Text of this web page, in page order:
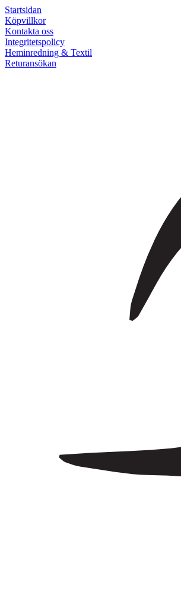
Startsidan
Köpvillkor
Kontakta oss
Integritetspolicy
Heminredning & Textil
Returansökan